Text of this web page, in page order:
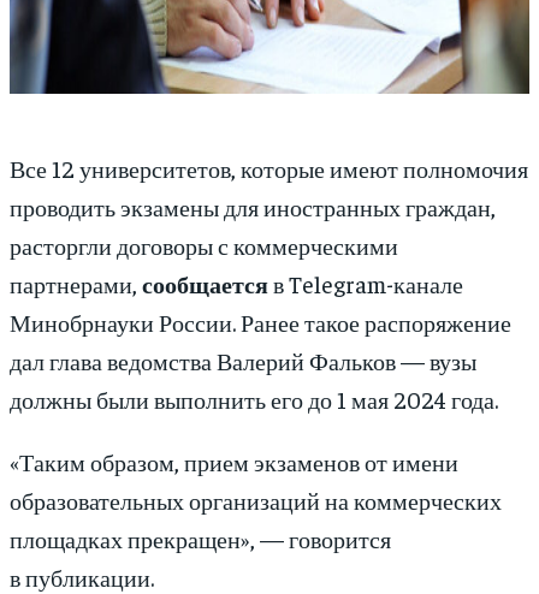
Все 12 университетов, которые имеют полномочия
проводить экзамены для иностранных граждан,
расторгли договоры с коммерческими
партнерами, сообщаетсяв Telegram-канале
Минобрнауки России. Ранее такое распоряжение
дал глава ведомства Валерий Фальков — вузы
должны были выполнить его до 1 мая 2024 года.
«Таким образом, прием экзаменов от имени
образовательных организаций на коммерческих
площадках прекращен», — говорится
в публикации.